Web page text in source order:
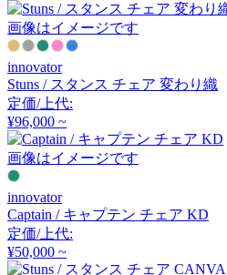
Coccole
コッコレ
COLOS
COMPLEX
FURNITURE SUPPLY
画像はイメージです
innovator
Stuns / スタンス チェア 変わり織
定価/上代:
¥96,000 ~
画像はイメージです
innovator
Captain / キャプテン チェア KD
定価/上代:
¥50,000 ~